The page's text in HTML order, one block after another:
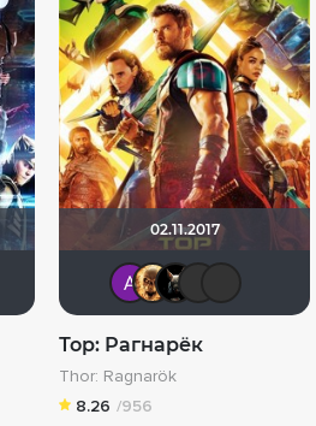
Вадим Острадчук
02.11.2017
Тор: Рагнарёк
Thor: Ragnarök
8.26 /956